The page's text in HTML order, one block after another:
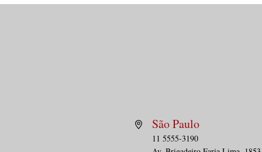
desafio de regular semSão Paulo
11 5555-3190